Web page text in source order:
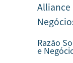
Alliance
Razão
e